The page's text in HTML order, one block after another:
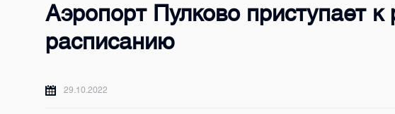
Аэропорт Пулково приступает
расписанию
29.10.2022